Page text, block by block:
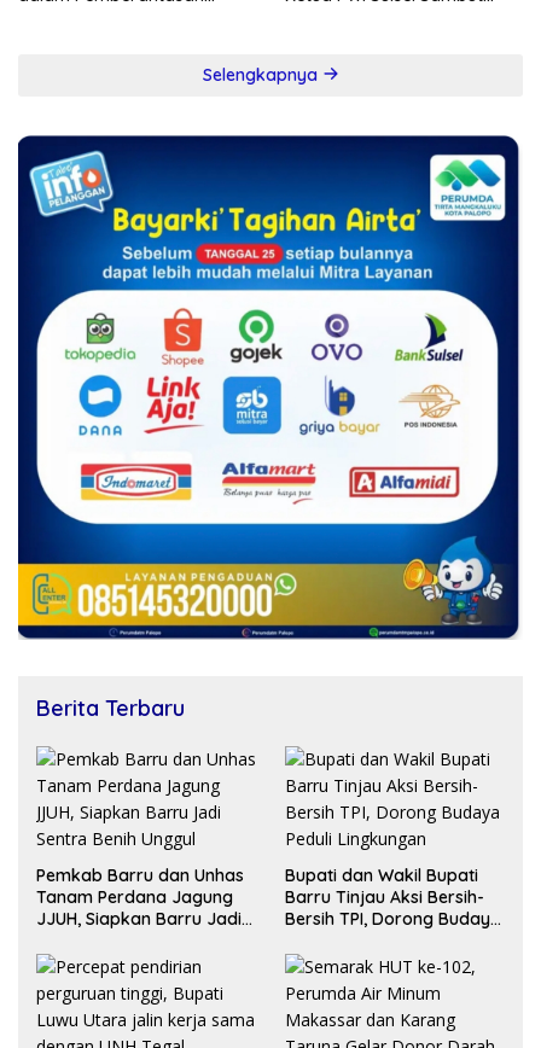
Selengkapnya
Berita Terbaru
Pemkab Barru dan Unhas
Tanam Perdana Jagung
JJUH, Siapkan Barru Jadi
Bupati dan Wakil Bupati
Barru Tinjau Aksi Bersih-
Bersih TPI, Dorong Budaya